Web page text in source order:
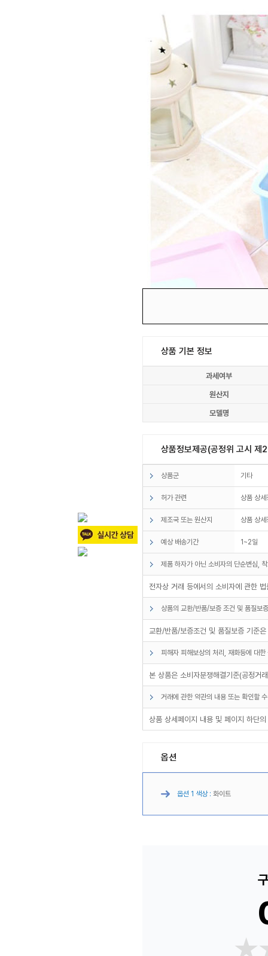
상품 기본 정보
과세여부
원산지
모델명
상품정보제공(공정위 고시
상품군 기타
허가 관련 상품 상
제조국 또는 원산지 상품 상
예상 배송기간 1~2일
제품 하자가 아닌 소비자의 단순변심,
전자상 거래 등에서의 소비자에 관한
상품의 교환/반품/보증 조건 및 품질보
교환/반품/보증조건 및 품질보증 기준
피해자 피해보상의 처리, 재화등에 대
본 상품은 소비자분쟁해결기준(공정거
거래에 관한 약관의 내용 또는 확인할
상품 상세페이지 내용 및 페이지 하단
옵션
옵션 1 색상 : 화이트